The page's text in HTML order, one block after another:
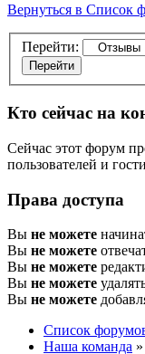
Вернуться в Список
Перейти:
Кто сейчас на
Сейчас этот форум
пользователей и
Права доступа
Вы не можете
Вы не можете
Вы не можете
Вы не можете
Вы не можете
Список
Наша команда »